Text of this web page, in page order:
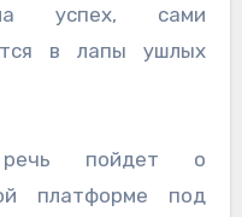
успех, сами
в лапы ушлых
пойдет о
платформе под